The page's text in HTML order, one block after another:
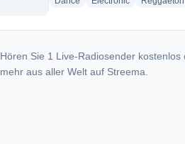
Hören Sie 1 Live-Radiosender
mehr aus aller Welt auf Streema.